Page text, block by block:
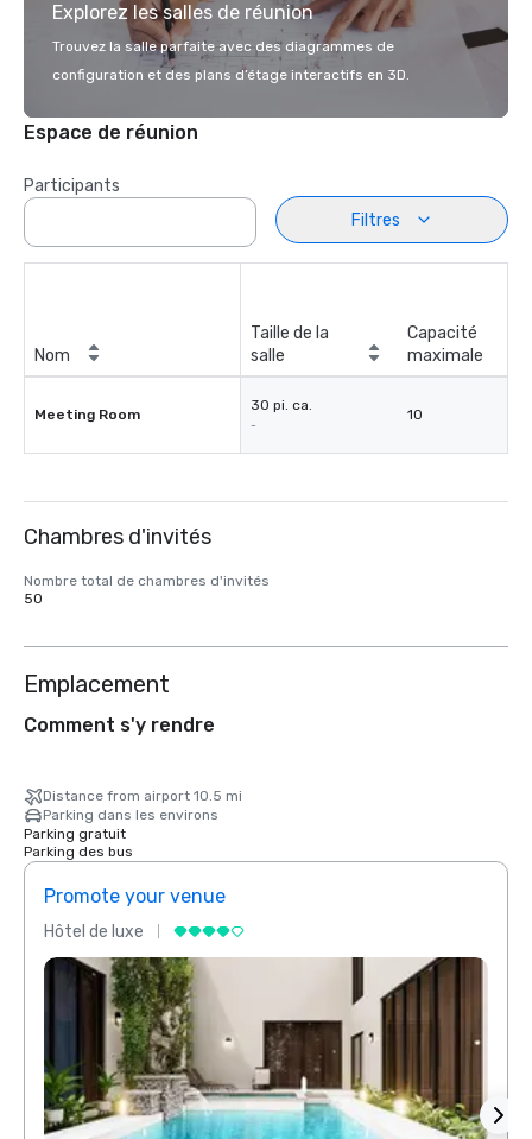
Explorez les salles de réunion
Trouvez la salle parfaite avec des diagrammes de
configuration et des plans d’étage interactifs en 3D.
Espace de réunion
Participants
Filtres
Nom
Taille de la
salle
Capacité
maximale
Meeting Room
30 pi. ca.
-
10
Chambres d'invités
Nombre total de chambres d'invités
50
Emplacement
Comment s'y rendre
Distance from airport 10.5 mi
Parking dans les environs
Parking gratuit
Parking des bus
Promote your venue
Hôtel de luxe